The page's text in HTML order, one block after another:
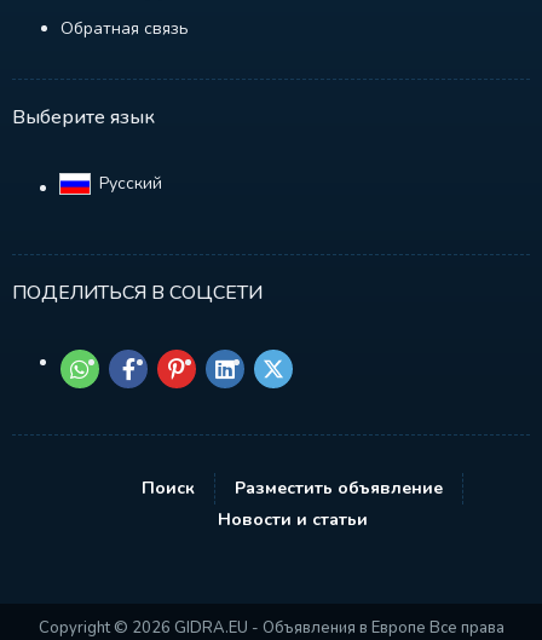
Обратная связь
Выберите язык
Русский‎
ПОДЕЛИТЬСЯ В СОЦСЕТИ
Поиск
Разместить объявление
Новости и статьи
Copyright © 2026 GIDRA.EU - Объявления в Европе Все права